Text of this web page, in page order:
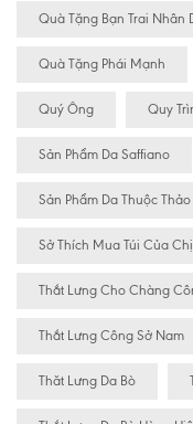
Quà Tặng Bạn Trai Nhân
Quà Tặng Phái Mạnh
Quý Ông Quy
Sản Phẩm Da Saffiano
Sản Phẩm Da Thuộc
Sở Thích Mua Túi Của
Thắt Lưng Cho Chàng
Thắt Lưng Công Sở Nam
Thăt Lưng Da Bò